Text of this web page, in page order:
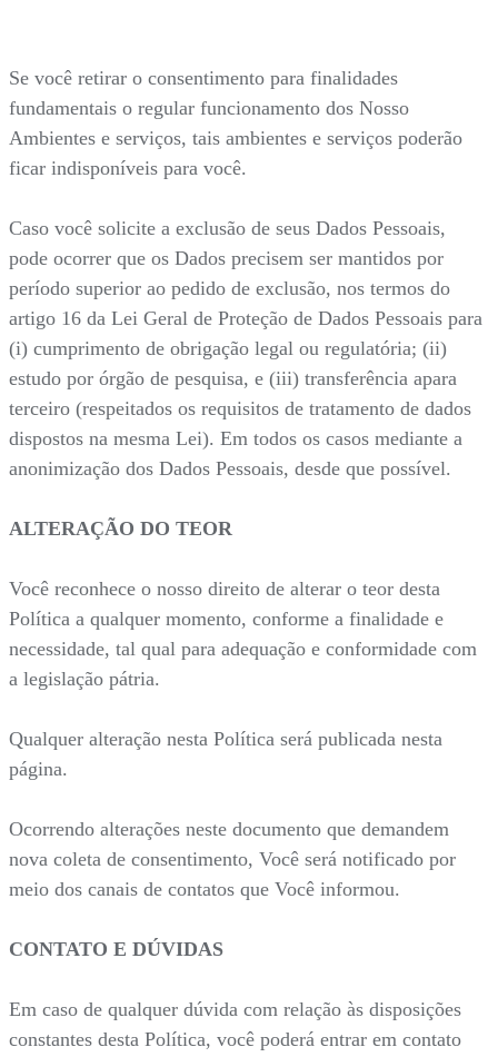
Se você retirar o consentimento para finalidades
fundamentais o regular funcionamento dos Nosso
Ambientes e serviços, tais ambientes e serviços poderão
ficar indisponíveis para você.
Caso você solicite a exclusão de seus Dados Pessoais,
pode ocorrer que os Dados precisem ser mantidos por
período superior ao pedido de exclusão, nos termos do
artigo 16 da Lei Geral de Proteção de Dados Pessoais para
(i) cumprimento de obrigação legal ou regulatória; (ii)
estudo por órgão de pesquisa, e (iii) transferência apara
terceiro (respeitados os requisitos de tratamento de dados
dispostos na mesma Lei). Em todos os casos mediante a
anonimização dos Dados Pessoais, desde que possível.
ALTERAÇÃO DO TEOR
Você reconhece o nosso direito de alterar o teor desta
Política a qualquer momento, conforme a finalidade e
necessidade, tal qual para adequação e conformidade com
a legislação pátria.
Qualquer alteração nesta Política será publicada nesta
página.
Ocorrendo alterações neste documento que demandem
nova coleta de consentimento, Você será notificado por
meio dos canais de contatos que Você informou.
CONTATO E DÚVIDAS
Em caso de qualquer dúvida com relação às disposições
constantes desta Política, você poderá entrar em contato